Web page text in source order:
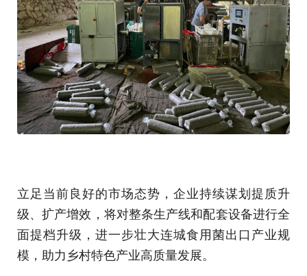
立足当前良好的市场态势，企业持续谋划提质升
级、扩产增效，将对整条生产线和配套设备进行全
面提档升级，进一步壮大连城食用菌出口产业规
模，助力乡村特色产业高质量发展。